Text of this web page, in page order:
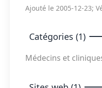
Ajouté le 2005-12-23;
Catégories (1)
Médecins et